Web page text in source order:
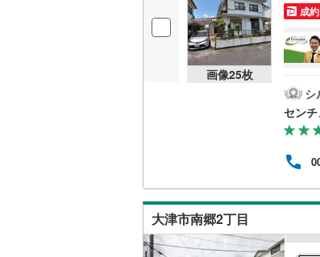
画像25枚
成
シ
セン
大津市南郷2丁目